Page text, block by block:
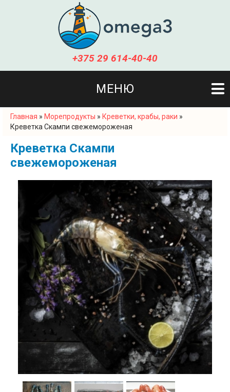
+375 29 614-40-40
МЕНЮ
Вы здесь
Главная » Морепродукты » Креветки, крабы, раки »
Креветка Скампи свежемороженая
Креветка Скампи
свежемороженая